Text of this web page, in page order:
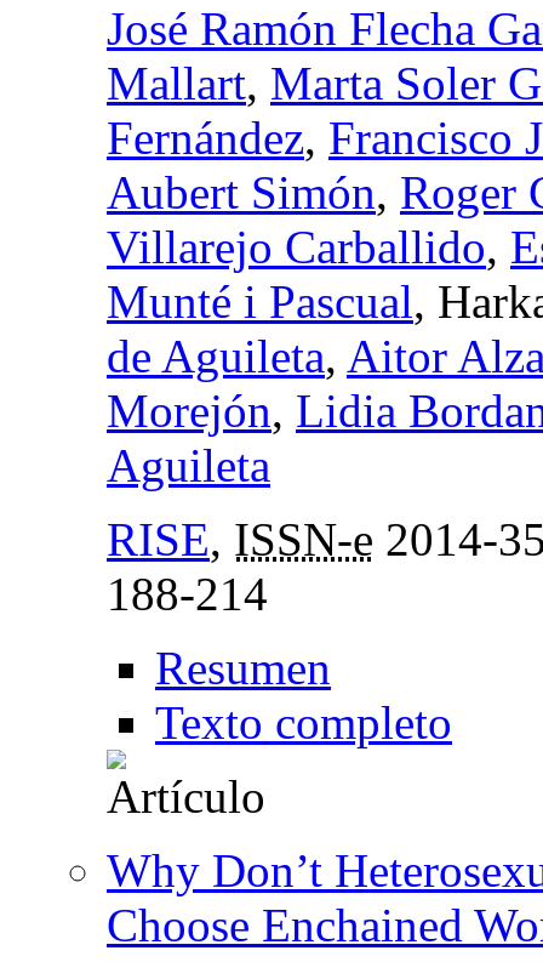
José Ramón Flecha
Mallart, Marta Soler
Fernández, Francisco
Aubert Simón, Roger
Villarejo Carballido,
Munté i Pascual,
de Aguileta, Aitor
Morejón, Lidia
Aguileta
RISE, ISSN-e 2014-
188-214
Resumen
Texto completo
Why Don’t
Choose Enchained